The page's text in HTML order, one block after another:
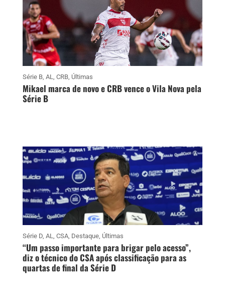
Série B, AL, CRB, Últimas
Mikael marca de novo e CRB vence o Vila Nova pela
Série B
Série D, AL, CSA, Destaque, Últimas
“Um passo importante para brigar pelo acesso”,
diz o técnico do CSA após classificação para as
quartas de final da Série D